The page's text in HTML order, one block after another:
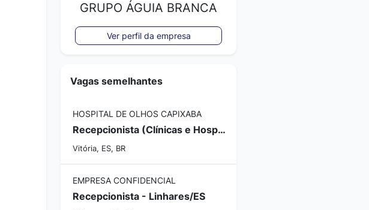
GRUPO ÁGUIA BRANCA
Ver perfil da empresa
Vagas semelhantes
HOSPITAL DE OLHOS CAPIXABA
Recepcionista (Clínicas e Hospitais)
Vitória, ES, BR
EMPRESA CONFIDENCIAL
Recepcionista - Linhares/ES